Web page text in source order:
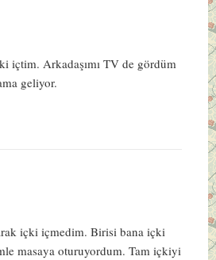
içtim. Arkadaşımı TV de gördüm
geliyor.
içki içmedim. Birisi bana içki
masaya oturuyordum. Tam içkiyi